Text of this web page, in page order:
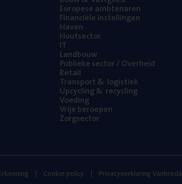
Euro­pe­se ambtenaren
Finan­ci­ë­le instellingen
Haven
Hout­sec­tor
IT
Land­bouw
Publie­ke sec­tor / Overheid
Retail
Trans­port& logistiek
Upcy­cling& recycling
Voe­ding
Vrije beroe­pen
Zorg­sec­tor
Cookie policy Privacyverklaring Vanbreda